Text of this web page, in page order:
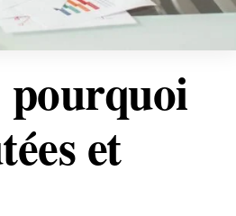
pourquoi
et